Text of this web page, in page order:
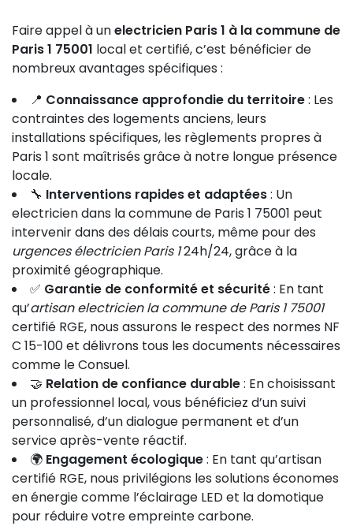
Faire appel à unelectricien Paris 1 à la commune de
Paris 1 75001 local et certifié, c’est bénéficier de
nombreux avantages spécifiques :
📍 Connaissance approfondie du territoire: Les
contraintes des logements anciens, leurs
installations spécifiques, les règlements propres à
Paris 1 sont maîtrisés grâce à notre longue présence
locale.
🔧 Interventions rapides et adaptées: Un
electricien dans la commune de Paris 1 75001 peut
intervenir dans des délais courts, même pour des
urgences électricien Paris 124h/24, grâce à la
proximité géographique.
✅ Garantie de conformité et sécurité: En tant
qu’artisan electricien la commune de Paris 1 75001
certifié RGE, nous assurons le respect des normes NF
C 15-100 et délivrons tous les documents nécessaires
comme le Consuel.
🤝 Relation de confiance durable: En choisissant
un professionnel local, vous bénéficiez d’un suivi
personnalisé, d’un dialogue permanent et d’un
service après-vente réactif.
🌍 Engagement écologique: En tant qu’artisan
certifié RGE, nous privilégions les solutions économes
en énergie comme l’éclairage LED et la domotique
pour réduire votre empreinte carbone.